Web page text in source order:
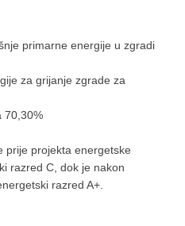
primarne energije u zgradi
za grijanje zgrade za
70,30%
prije projekta energetske
razred C, dok je nakon
razred A+.